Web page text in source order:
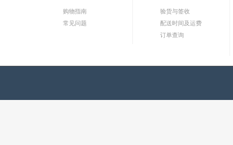
购物指南
常见问题
验货与签收
配送时间及运费
订单查询